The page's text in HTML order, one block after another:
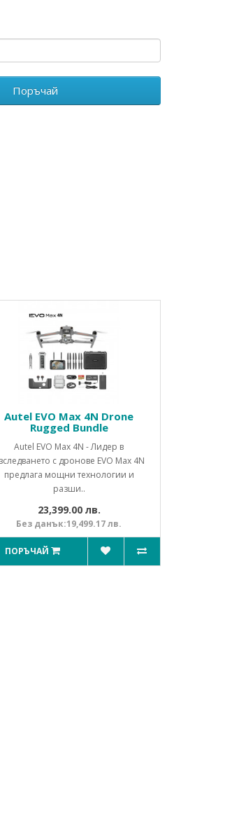
Поръчай
Autel EVO Max 4N Drone
Rugged Bundle
Autel EVO Max 4N - Лидер в
с дронове EVO Max 4N
предлага мощни технологии и
разши..
23,399.00 лв.
Без данък:19,499.17 лв.
ПОРЪЧАЙ